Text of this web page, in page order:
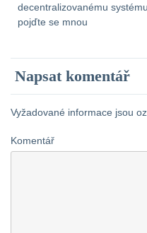
decentralizovanému systému
pojďte se mnou
celoevropsky. Hledám
obchodního partnera, který
vše podpořil finančně.
centrály, zde jde o zázemí,
propagaci a budouvání
Napsat komentář
Vyžadované informace jsou
Komentář